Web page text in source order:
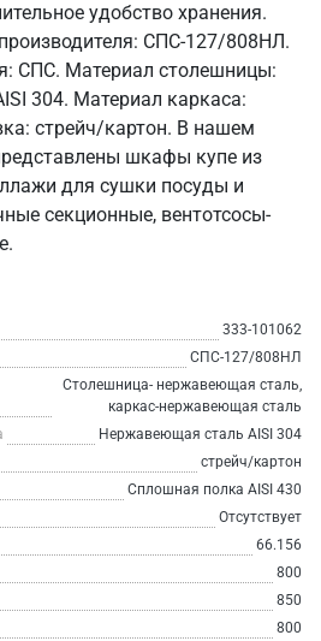
удобство хранения.
СПС-127/808НЛ.
СПС. Материал столешницы:
304. Материал каркаса:
стрейч/картон. В нашем
шкафы купе из
для сушки посуды и
секционные, вентотсосы-
333-101062
СПС-127/808НЛ
Столешница- нержавеющая сталь,
каркас-нержавеющая сталь
Нержавеющая сталь AISI 304
стрейч/картон
Сплошная полка AISI 430
Отсутствует
66.156
800
850
800